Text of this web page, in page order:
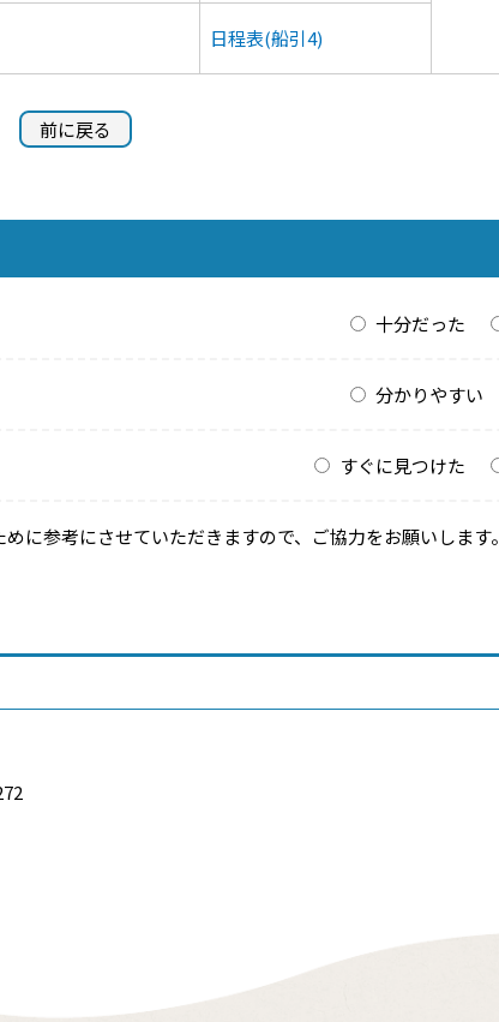
日程表(船引4)
前に戻る
十分だった
分かりやすい
すぐに見つけた
参考にさせていただきますので、ご協力をお願いします。